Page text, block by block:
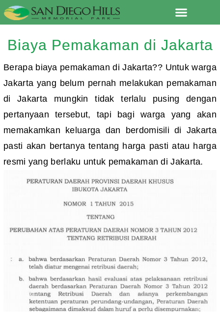
Lewati
ke
Biaya Pemakaman di Jakarta
Berapa biaya pemakaman di Jakarta?? Untuk warga
Jakarta yang belum pernah melakukan pemakaman
di Jakarta mungkin tidak terlalu pusing dengan
pertanyaan tersebut, tapi bagi warga yang akan
memakamkan keluarga dan berdomisili di Jakarta
pasti akan bertanya tentang harga pasti atau harga
resmi yang berlaku untuk pemakaman di Jakarta.